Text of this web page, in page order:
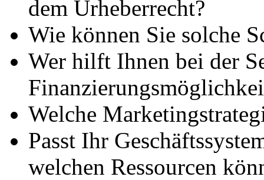
dem Urheberrecht?
Wie können Sie solche
Wer hilft Ihnen bei der
Welche
Passt Ihr
welchen Ressourcen